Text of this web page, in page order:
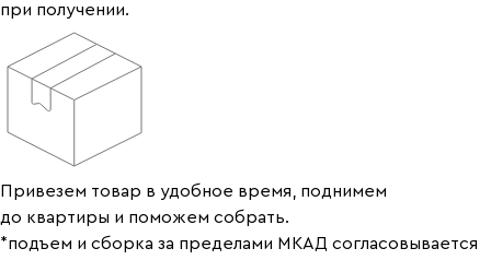
при получении.
Привезем товар в удобное время, поднимем
до квартиры и поможем собрать.
*подъем и сборка за пределами МКАД согласовывается